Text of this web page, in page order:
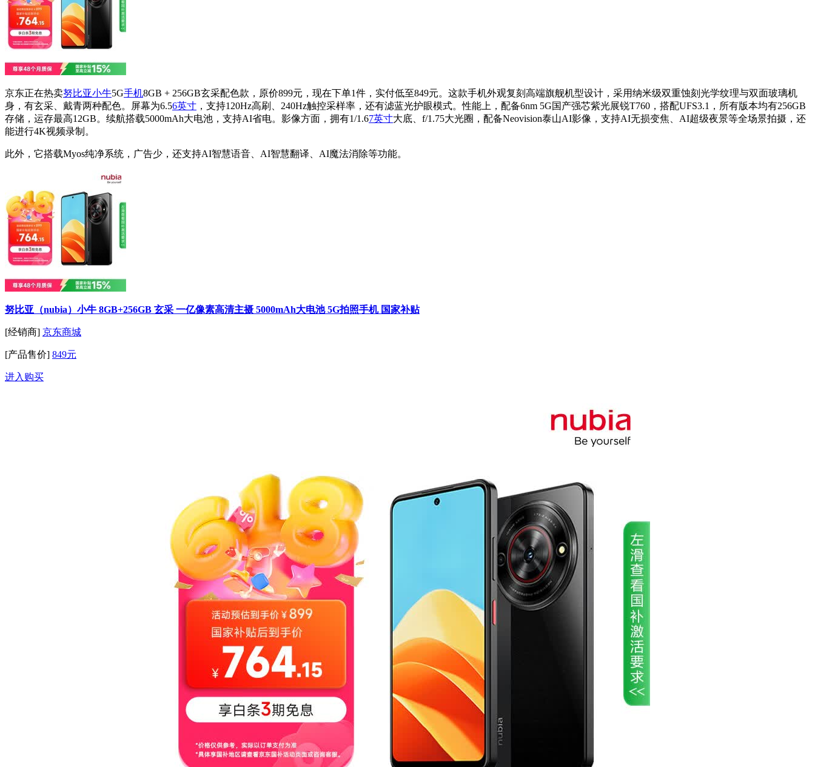
京东正在热卖努比亚小牛5G手机8GB + 256GB玄采配色款，原价899元，现在下单1件，实付低至849元。这款手机外观复刻高端旗舰机型设计，采用纳米级双重蚀刻光学纹理与双面玻璃机
身，有玄采、戴青两种配色。屏幕为6.56英寸 ，支持120Hz高刷、240Hz触控采样率，还有滤蓝光护眼模式。性能上，配备6nm 5G国产强芯紫光展锐T760，搭配UFS3.1，所有版本均有256GB
存储，运存最高12GB。续航搭载5000mAh大电池，支持AI省电。影像方面，拥有1/1.67英寸大底、f/1.75大光圈，配备Neovision泰山AI影像，支持AI无损变焦、AI超级夜景等全场景拍摄，还
能进行4K视频录制。
此外，它搭载Myos纯净系统，广告少，还支持AI智慧语音、AI智慧翻译、AI魔法消除等功能。
努比亚（nubia）小牛 8GB+256GB 玄采 一亿像素高清主摄 5000mAh大电池 5G拍照手机 国家补贴
[经销商] 京东商城
[产品售价] 849元
进入购买